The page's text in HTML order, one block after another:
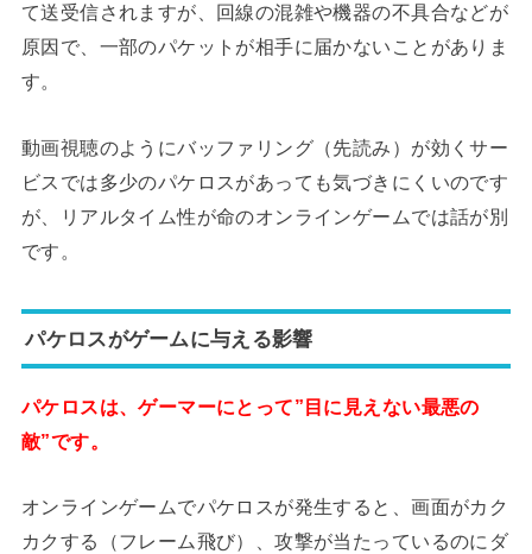
て送受信されますが、回線の混雑や機器の不具合などが
原因で、一部のパケットが相手に届かないことがありま
す。
動画視聴のようにバッファリング（先読み）が効くサー
ビスでは多少のパケロスがあっても気づきにくいのです
が、リアルタイム性が命のオンラインゲームでは話が別
です。
パケロスがゲームに与える影響
パケロスは、ゲーマーにとって”目に見えない最悪の
敵”です。
オンラインゲームでパケロスが発生すると、画面がカク
カクする（フレーム飛び）、攻撃が当たっているのにダ